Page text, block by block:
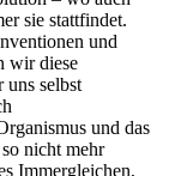
sie stattfindet.
und
wir diese
selbst
und das
nicht mehr
Immergleichen,